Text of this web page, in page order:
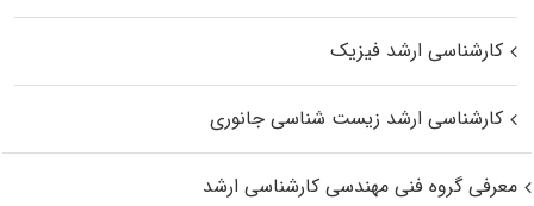
کارشناسی ارشد فیزیک
کارشناسی ارشد زیست‌ شناسی جانوری
معرفی گروه فنی مهندسی کارشناسی ارشد